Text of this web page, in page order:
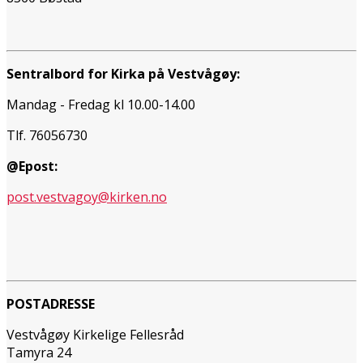
Sentralbord for Kirka på Vestvågøy:
Mandag - Fredag kl 10.00-14.00
Tlf. 76056730
@Epost:
post.vestvagoy@kirken.no
POSTADRESSE
Vestvågøy Kirkelige Fellesråd
Tamyra 24